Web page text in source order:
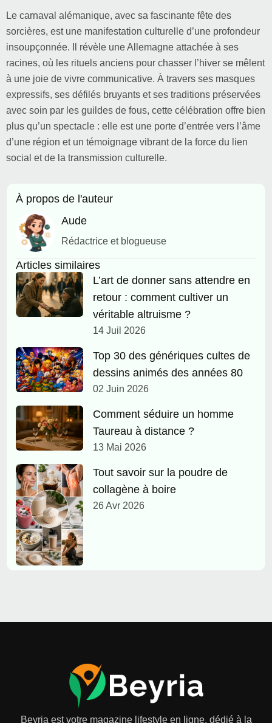
Le carnaval alémanique, avec sa fascinante fête des
sorcières, est une manifestation culturelle d’une profondeur
insoupçonnée. Il révèle une Allemagne attachée à ses
racines, où les rituels anciens pour chasser l’hiver se mêlent
à une joie de vivre communicative. À travers ses masques
expressifs, ses défilés bruyants et ses traditions préservées
avec soin par les guildes de fous, cette célébration offre bien
plus qu’un spectacle : elle est une porte d’entrée vers l’âme
d’une région et un témoignage vibrant de la force du lien
social et de la transmission culturelle.
À propos de l'auteur
Aude
Rédactrice et blogueuse
Articles similaires
L’art de donner sans attendre en
retour : comment cultiver un
véritable altruisme ?
14 Juil 2026
Top 30 des génériques cultes de
dessins animés des années 80
02 Juin 2026
Comment séduire un homme
Taureau à distance ?
13 Mai 2026
Tout savoir sur la poudre de
collagène à boire
26 Avr 2026
Beyria est votre magazine lifestyle en ligne, dédié à la